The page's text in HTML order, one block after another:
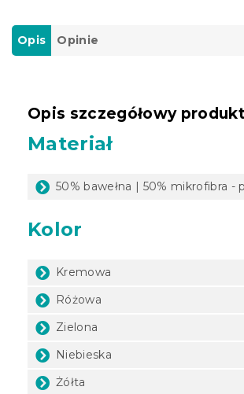
Opis Opinie
Opis szczegółowy
Materiał
50% bawełna | 50% mikrofibra -
Kolor
Kremowa
Różowa
Zielona
Niebieska
Żółta